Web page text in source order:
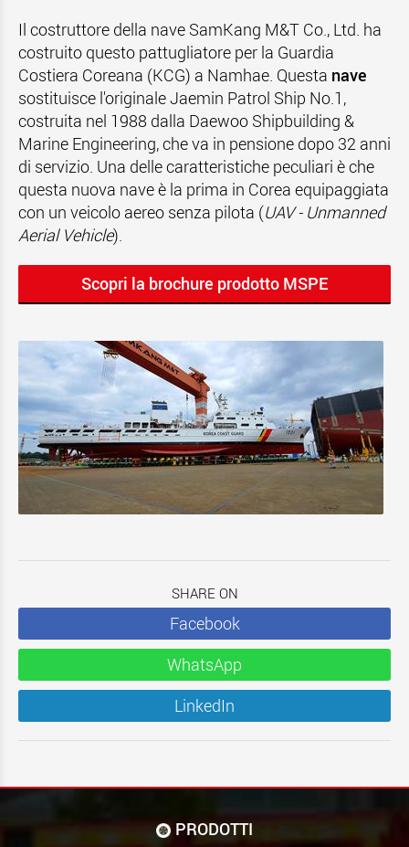
Il costruttore della nave SamKang M&T Co., Ltd. ha
costruito questo pattugliatore per la Guardia
Costiera Coreana (KCG) a Namhae. Questa nave
sostituisce l'originale Jaemin Patrol Ship No.1,
costruita nel 1988 dalla Daewoo Shipbuilding &
Marine Engineering, che va in pensione dopo 32 anni
di servizio. Una delle caratteristiche peculiari è che
questa nuova nave è la prima in Corea equipaggiata
con un veicolo aereo senza pilota (UAV - Unmanned
Aerial Vehicle).
Scopri la brochure prodotto MSPE
SHARE ON
Facebook
WhatsApp
LinkedIn
PRODOTTI